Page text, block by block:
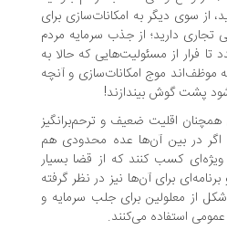
دیگر به امکانات‌سازی برای
دارید؛ از جذب سرمایه مردم
از مسئولیت‌هایی که حالا به
موج امکانات‌سازی و آنچه
گوش بیندازند!
اقلیت ضعیف و ترحم‌برانگیز
بین آن‌ها عده محدودی هم
کسب کنند که از قضا بسیار
برای آن‌ها نیز در نظر گرفته
برای جلب سرمایه و
می‌کنند.